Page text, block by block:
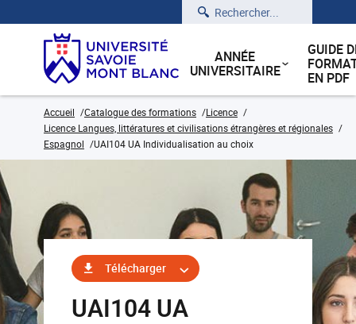
Rechercher
ANNÉE
UNIVERSITAIRE
GUIDE
EN PDF
Accueil Catalogue des formations
Licence
Licence Langues, littératures et civilisations étrangères et régionales
Espagnol
UAI104 UA Individualisation au choix
Télécharger
UAI104 UA